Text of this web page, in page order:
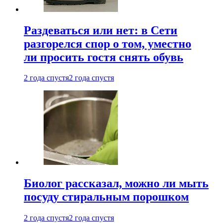
Раздеваться или нет: в Сети
разгорелся спор о том, уместно
ли просить гостя снять обувь
2 года спустя2 года спустя
Биолог рассказал, можно ли мыть
посуду стиральным порошком
2 года спустя2 года спустя